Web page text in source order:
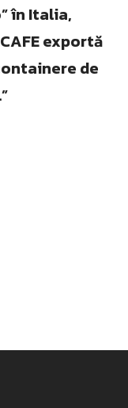
în Italia,
exportă
de